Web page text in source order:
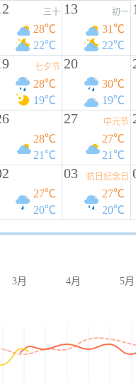
三十
28℃
22℃
13 初一
31℃
22℃
七夕节
28℃
19℃
20
30℃
19℃
28℃
21℃
27 中元节
27℃
21℃
27℃
20℃
03 抗日纪念日
27℃
20℃
3月 4月 5月